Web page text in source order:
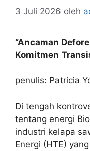
3 Juli 2026 oleh
“Ancaman
Komitmen
penulis: Patricia
Di tengah
tentang energi
industri kelapa
Energi (HTE)